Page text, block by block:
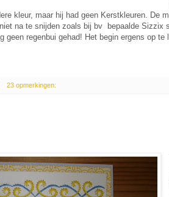
kleur, maar hij had geen Kerstkleuren. De
na te snijden zoals bij bv bepaalde Sizzix
geen regenbui gehad! Het begin ergens op te
23 opmerkingen: